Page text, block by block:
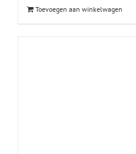
Toevoegen aan winkelwagen